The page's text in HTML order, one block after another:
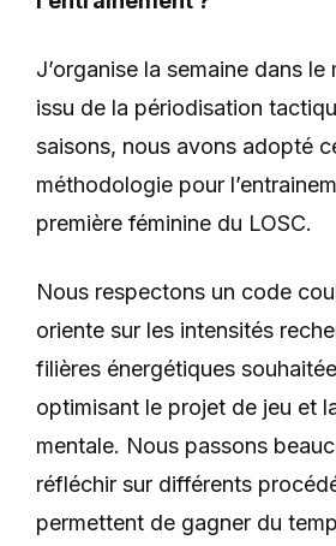
J’organise la semaine dans
issu de la périodisation
saisons, nous avons adopté
méthodologie pour
première féminine du LOSC.
Nous respectons un code
oriente sur les intensités
filières énergétiques
optimisant le projet de jeu et
mentale. Nous passons
réfléchir sur différents
permettent de gagner du